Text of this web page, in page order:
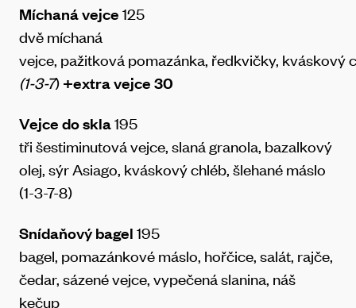
Míchaná vejce125
dvě míchaná
vejce, pažitková pomazánka, ředkvičky, kváskový
(1-3-7)+extra vejce 30
Vejce do skla195
tři šestiminutová vejce, slaná granola, bazalkový
olej, sýr Asiago, kváskový chléb, šlehané máslo
(1-3-7-8)
Snídaňový bagel195
bagel, pomazánkové máslo, hořčice, salát, rajče,
čedar, sázené vejce, vypečená slanina, náš
kečup